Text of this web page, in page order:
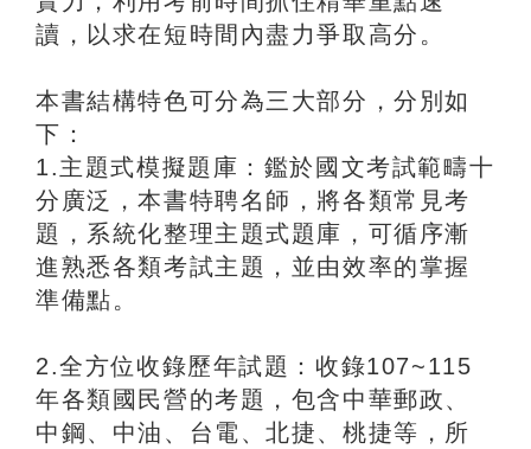
讀，以求在短時間內盡力爭取高分。
本書結構特色可分為三大部分，分別如
下：
1.主題式模擬題庫：鑑於國文考試範疇十
分廣泛，本書特聘名師，將各類常見考
題，系統化整理主題式題庫，可循序漸
進熟悉各類考試主題，並由效率的掌握
準備點。
2.全方位收錄歷年試題：收錄107~115
年各類國民營的考題，包含中華郵政、
中鋼、中油、台電、北捷、桃捷等，所